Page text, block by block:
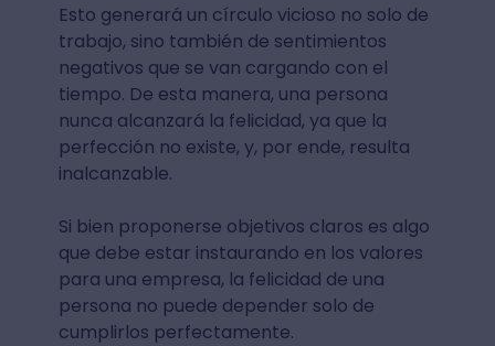
Esto generará un círculo vicioso no solo de
trabajo, sino también de sentimientos
negativos que se van cargando con el
tiempo. De esta manera, una persona
nunca alcanzará la felicidad, ya que la
perfección no existe, y, por ende, resulta
inalcanzable.
Si bien proponerse objetivos claros es algo
que debe estar instaurando en los valores
para una empresa, la felicidad de una
persona no puede depender solo de
cumplirlos perfectamente.